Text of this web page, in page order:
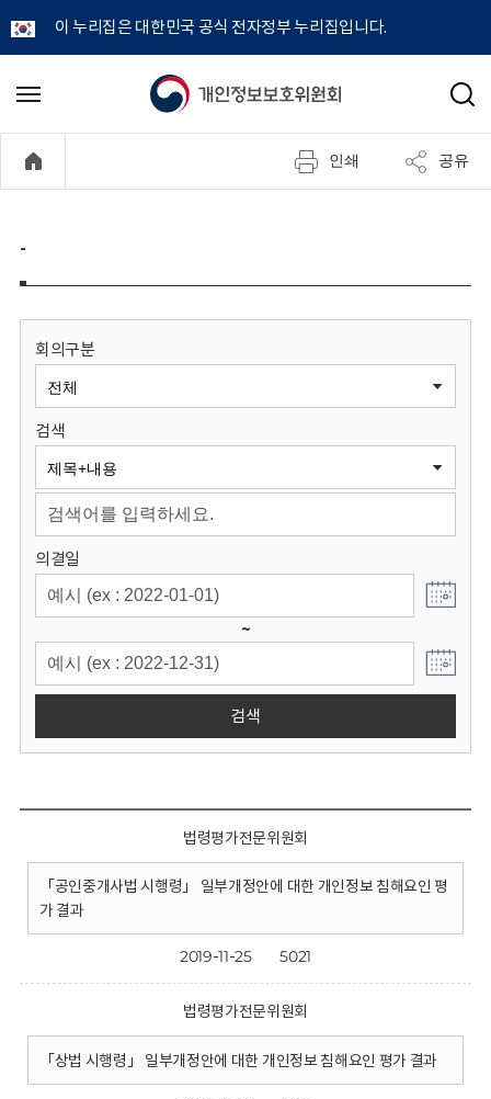
이 누리집은 대한민국 공식 전자정부 누리집입니다.
개
정
보
원
회
메
기
검
인쇄 공유
-
회의구분
검색
의결일
~
검색
법령평가전문위원회
「공인중개사법 시행령」 일부개정안에 대한 개인정보 침해요인 평
가 결과
2019-11-25 5021
법령평가전문위원회
「상법 시행령」 일부개정안에 대한 개인정보 침해요인 평가 결과